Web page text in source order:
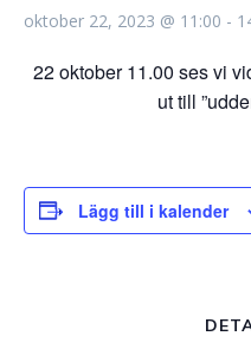
oktober 22, 2023 @ 11:00 -
22 oktober 11.00 ses vi
ut till
Lägg till i kalender